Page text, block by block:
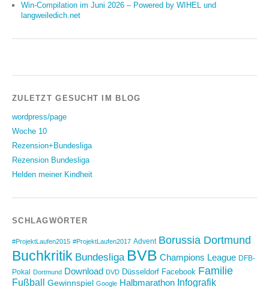
Win-Compilation im Juni 2026 – Powered by WIHEL und
langweiledich.net
ZULETZT GESUCHT IM BLOG
wordpress/page
Woche 10
Rezension+Bundesliga
Rezension Bundesliga
Helden meiner Kindheit
SCHLAGWÖRTER
#ProjektLaufen2015 #ProjektLaufen2017 Advent Borussia Dortmund
Buchkritik Bundesliga BVB Champions League DFB-
Pokal
Dortmund Download DVD Düsseldorf Facebook Familie
Fußball Gewinnspiel Google Halbmarathon Infografik